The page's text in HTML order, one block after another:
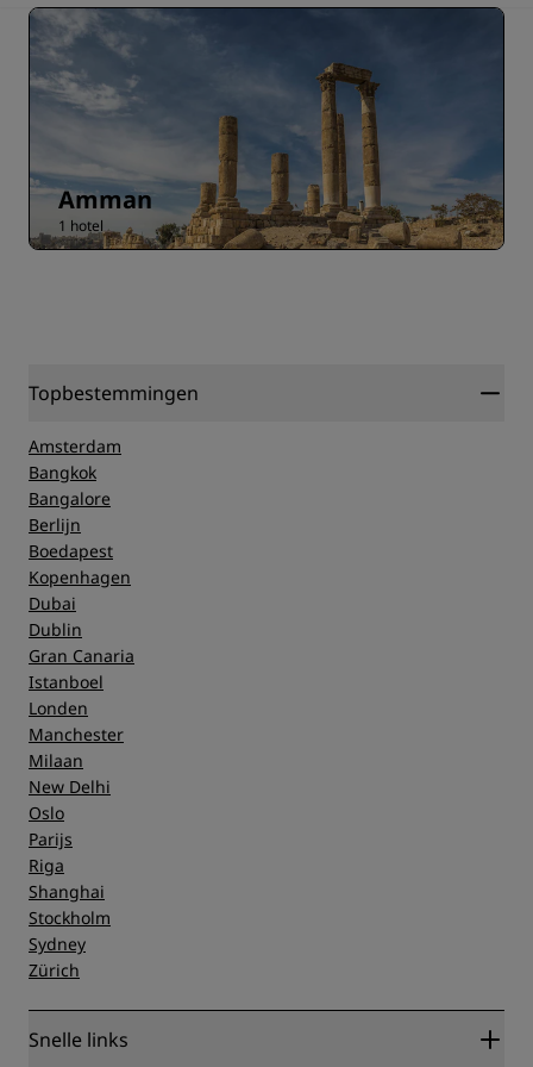
Amman
1 hotel
Topbestemmingen
Amsterdam
Bangkok
Bangalore
Berlijn
Boedapest
Kopenhagen
Dubai
Dublin
Gran Canaria
Istanboel
Londen
Manchester
Milaan
New Delhi
Oslo
Parijs
Riga
Shanghai
Stockholm
Sydney
Zürich
Snelle links